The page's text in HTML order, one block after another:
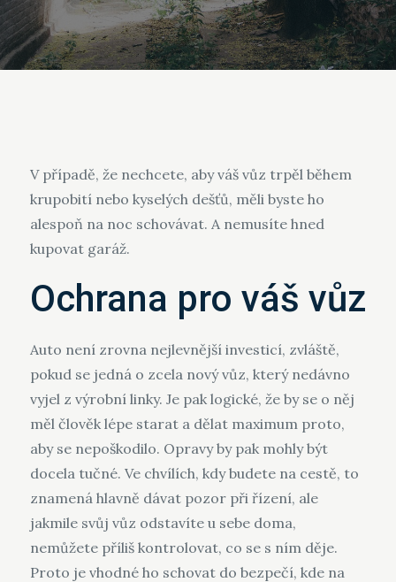
V případě, že nechcete, aby váš vůz trpěl během
krupobití nebo kyselých dešťů, měli byste ho
alespoň na noc schovávat. A nemusíte hned
kupovat garáž.
Ochrana pro váš vůz
Auto není zrovna nejlevnější investicí, zvláště,
pokud se jedná o zcela nový vůz, který nedávno
vyjel z výrobní linky. Je pak logické, že by se o něj
měl člověk lépe starat a dělat maximum proto,
aby se nepoškodilo. Opravy by pak mohly být
docela tučné. Ve chvílích, kdy budete na cestě, to
znamená hlavně dávat pozor při řízení, ale
jakmile svůj vůz odstavíte u sebe doma,
nemůžete příliš kontrolovat, co se s ním děje.
Proto je vhodné ho schovat do bezpečí, kde na